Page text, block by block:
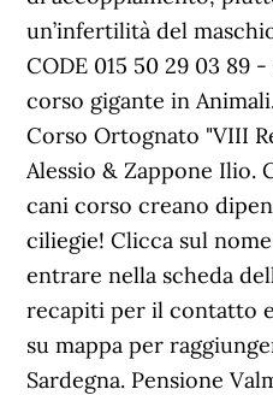
un’infertilità del
CODE 015 50 29 03 89
corso gigante in
Corso Ortognato "VIII
Alessio & Zappone Ilio.
cani corso creano
ciliegie! Clicca sul
entrare nella scheda
recapiti per il contatto
su mappa per
Sardegna. Pensione